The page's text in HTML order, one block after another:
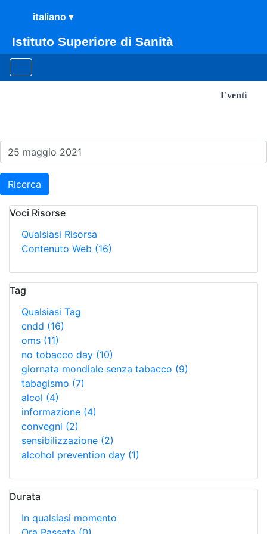
Istituto Superiore di Sanità
Eventi
Ricerca
Voci Risorse
Qualsiasi Risorsa
Contenuto Web (16)
Tag
Qualsiasi Tag
cndd (16)
oms (11)
no tobacco day (10)
giornata mondiale senza tabacco (9)
tabagismo (7)
alcol (4)
informazione (4)
convegni (2)
sensibilizzazione (2)
alcohol prevention day (1)
Durata
In qualsiasi momento